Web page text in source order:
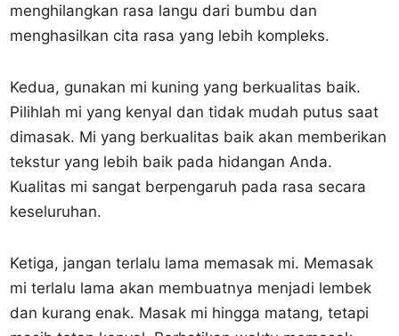
menghilangkan rasa langu dari bumbu dan
menghasilkan cita rasa yang lebih kompleks.
Kedua, gunakan mi kuning yang berkualitas baik.
Pilihlah mi yang kenyal dan tidak mudah putus saat
dimasak. Mi yang berkualitas baik akan memberikan
tekstur yang lebih baik pada hidangan Anda.
Kualitas mi sangat berpengaruh pada rasa secara
keseluruhan.
Ketiga, jangan terlalu lama memasak mi. Memasak
mi terlalu lama akan membuatnya menjadi lembek
dan kurang enak. Masak mi hingga matang, tetapi